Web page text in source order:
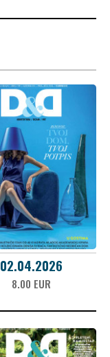
02.04.2026
8.00 EUR